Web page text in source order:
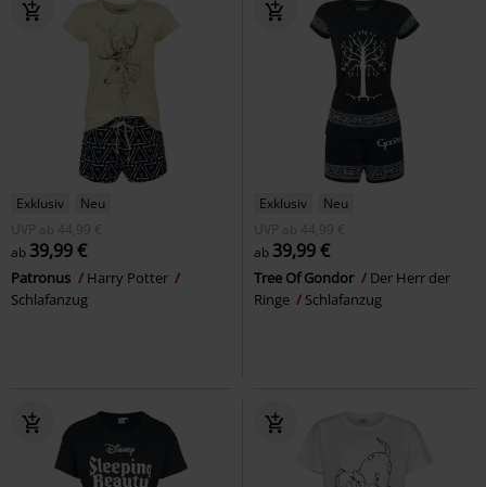
Exklusiv
Neu
UVP
ab
44,99 €
ab 39,99 €
Patronus
Harry Potter
Schlafanzug
Exklusiv
Neu
UVP
ab
44,99 €
ab 39,99 €
Tree Of Gondor
Der Herr der
Ringe
Schlafanzug